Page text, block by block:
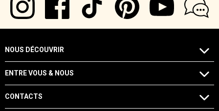
NOUS DÉCOUVRIR
ENTRE VOUS & NOUS
CONTACTS